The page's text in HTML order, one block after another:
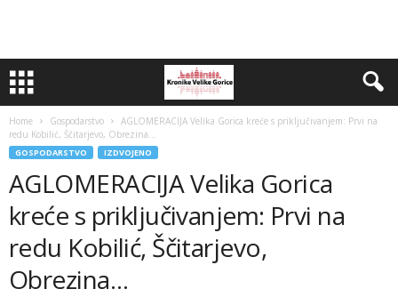
Home Gospodarstvo
AGLOMERACIJA Velika Gorica kreće s priključivanjem: Prvi na
redu Kobilić, Ščitarjevo, Obrezina…
GOSPODARSTVO IZDVOJENO
AGLOMERACIJA Velika Gorica
kreće s priključivanjem: Prvi na
redu Kobilić, Ščitarjevo,
Obrezina…